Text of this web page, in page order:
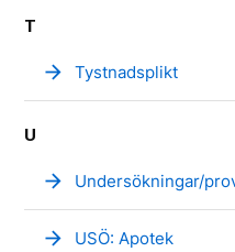
T
arrow_forward Tystnadsplikt
U
arrow_forward Undersökningar/
arrow_forward USÖ: Apotek